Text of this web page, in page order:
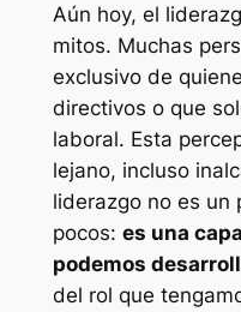
Aún hoy, el
mitos. Muchas
exclusivo de
directivos o que
laboral. Esta
lejano, incluso
liderazgo no es un
pocos: es una
podemos
del rol que